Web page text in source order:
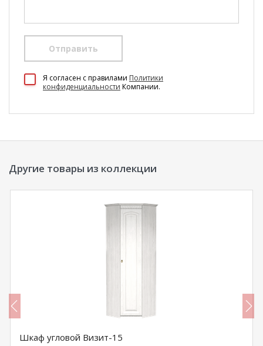
Отправить
Я согласен c правилами Политики
конфиденциальности Компании.
Другие товары из коллекции
Шкаф угловой Визит-15